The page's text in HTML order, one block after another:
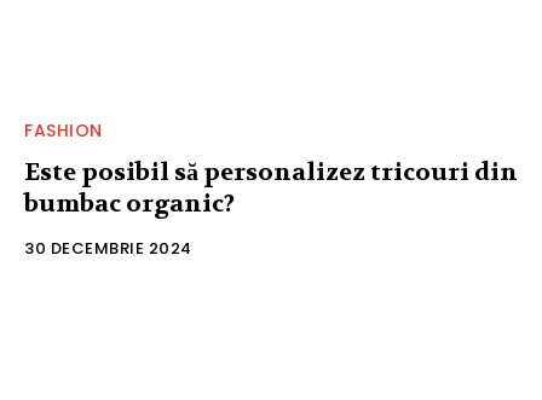
FASHION
Este posibil să personalizez tricouri din
bumbac organic?
30 DECEMBRIE 2024